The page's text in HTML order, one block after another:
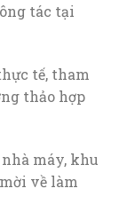
tác tại
tế, tham
thảo hợp
máy, khu
về làm